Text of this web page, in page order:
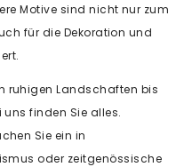
Motive sind nicht nur zum
für die Dekoration und
ruhigen Landschaften bis
uns finden Sie alles.
Sie ein in
oder zeitgenössische